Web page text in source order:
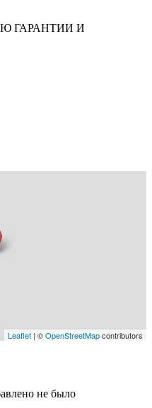
ГАРАНТИИ И
Leaflet | ©OpenStreetMapcontributors
не было